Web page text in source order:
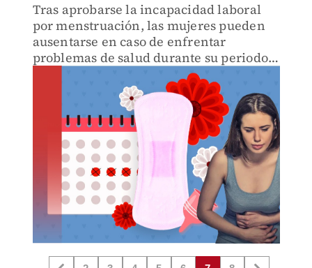
Tras aprobarse la incapacidad laboral
por menstruación, las mujeres pueden
ausentarse en caso de enfrentar
problemas de salud durante su periodo